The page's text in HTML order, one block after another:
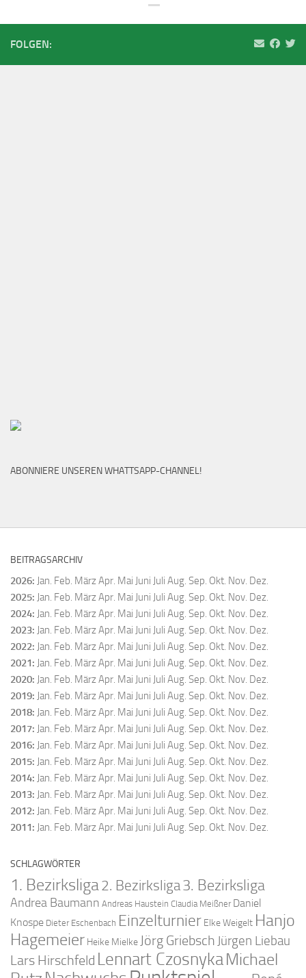
FOLGEN:
ABONNIERE UNSEREN WHATTSAPP-CHANNEL!
BEITRAGSARCHIV
2026: Jan. Feb. MärzApr. Mai Juni Juli Aug. Sep. Okt. Nov. Dez.
2025: Jan. Feb. MärzApr. Mai Juni Juli Aug. Sep. Okt. Nov. Dez.
2024: Jan. Feb. MärzApr. Mai Juni Juli Aug. Sep. Okt. Nov. Dez.
2023: Jan. Feb. MärzApr. Mai Juni Juli Aug. Sep. Okt. Nov. Dez.
2022: Jan. Feb. MärzApr. Mai Juni Juli Aug. Sep. Okt. Nov. Dez.
2021: Jan. Feb. MärzApr. Mai Juni Juli Aug. Sep. Okt. Nov. Dez.
2020: Jan. Feb. MärzApr. Mai Juni Juli Aug. Sep. Okt. Nov. Dez.
2019: Jan. Feb. MärzApr. Mai Juni Juli Aug. Sep. Okt. Nov. Dez.
2018: Jan. Feb. MärzApr. Mai Juni Juli Aug. Sep. Okt. Nov. Dez.
2017: Jan. Feb. MärzApr. Mai Juni Juli Aug. Sep. Okt. Nov. Dez.
2016: Jan. Feb. MärzApr. Mai Juni Juli Aug. Sep. Okt. Nov. Dez.
2015: Jan. Feb. MärzApr. Mai Juni Juli Aug. Sep. Okt. Nov. Dez.
2014: Jan. Feb. MärzApr. Mai Juni Juli Aug. Sep. Okt. Nov. Dez.
2013: Jan. Feb. MärzApr. Mai Juni Juli Aug. Sep. Okt. Nov. Dez.
2012: Jan. Feb. MärzApr. Mai Juni Juli Aug. Sep. Okt. Nov. Dez.
2011: Jan. Feb. MärzApr. Mai Juni Juli Aug. Sep. Okt. Nov. Dez.
SCHLAGWÖRTER
1. Bezirksliga 2. Bezirksliga 3. Bezirksliga
Andrea Baumann Andreas Haustein Claudia Meißner Daniel
Knospe Dieter Eschenbach Einzelturnier Elke Weigelt Hanjo
Hagemeier Heike Mielke Jörg Griebsch Jürgen Liebau
Lars Hirschfeld Lennart Czosnyka Michael